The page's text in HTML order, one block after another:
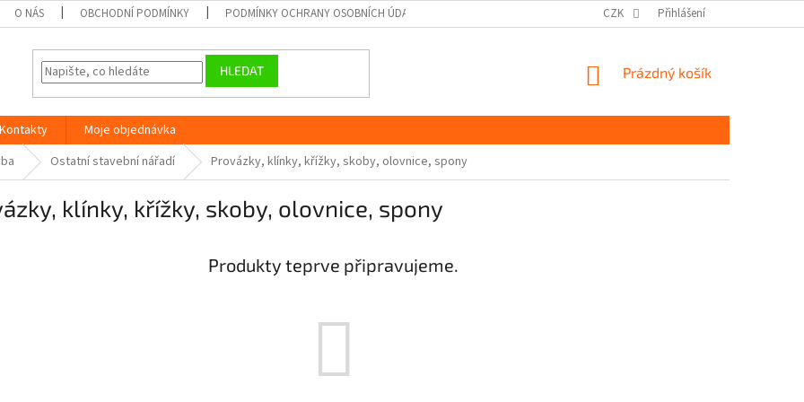
O NÁS OBCHODNÍ PODMÍNKY PODMÍNKY OCHRANY OSOBNÍCH ÚDAJŮ GDPR CZK Přihlášení
HLEDAT
NÁKUPNÍ
Prázdný košík
Kontakty
Moje objednávka
Ostatní stavební nářadí Provázky, klínky, křížky, skoby, olovnice, spony
klínky, křížky, skoby, olovnice, spony
Produkty teprve připravujeme.